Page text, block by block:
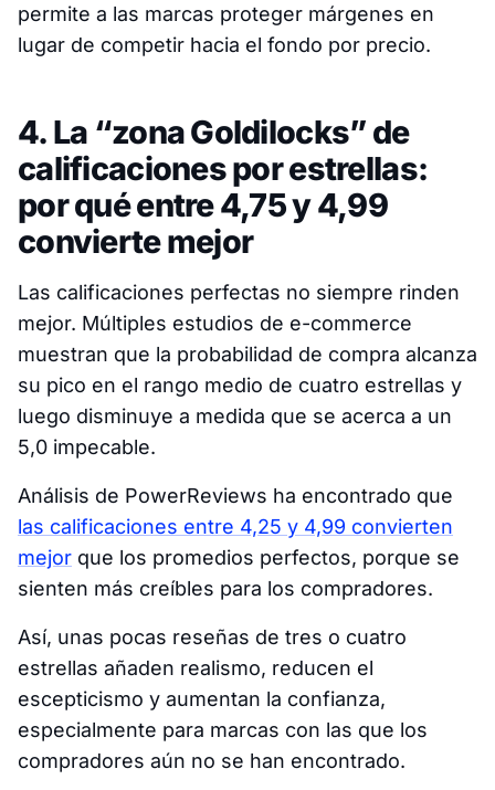
permite a las marcas proteger márgenes en
lugar de competir hacia el fondo por precio.
4. La “zona Goldilocks” de
calificaciones por estrellas:
por qué entre 4,75 y 4,99
convierte mejor
Las calificaciones perfectas no siempre rinden
mejor. Múltiples estudios de e-commerce
muestran que la probabilidad de compra alcanza
su pico en el rango medio de cuatro estrellas y
luego disminuye a medida que se acerca a un
5,0 impecable.
Análisis de PowerReviews ha encontrado que
las calificaciones entre 4,25 y 4,99 convierten
mejor que los promedios perfectos, porque se
sienten más creíbles para los compradores.
Así, unas pocas reseñas de tres o cuatro
estrellas añaden realismo, reducen el
escepticismo y aumentan la confianza,
especialmente para marcas con las que los
compradores aún no se han encontrado.